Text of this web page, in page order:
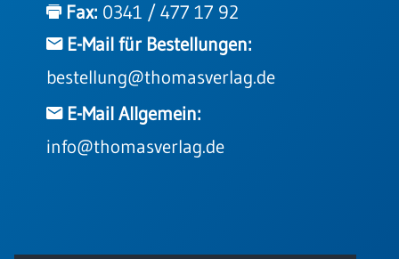
Fax: 0341 / 477 17 92
E-Mail für Bestellungen:
bestellung@thomasverlag.de
E-Mail Allgemein:
info@thomasverlag.de